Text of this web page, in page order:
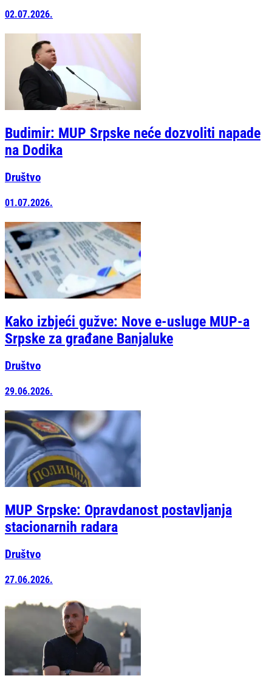
02.07.2026.
Budimir: MUP Srpske neće dozvoliti napade
na Dodika
Društvo
01.07.2026.
Kako izbjeći gužve: Nove e-usluge MUP-a
Srpske za građane Banjaluke
Društvo
29.06.2026.
MUP Srpske: Opravdanost postavljanja
stacionarnih radara
Društvo
27.06.2026.